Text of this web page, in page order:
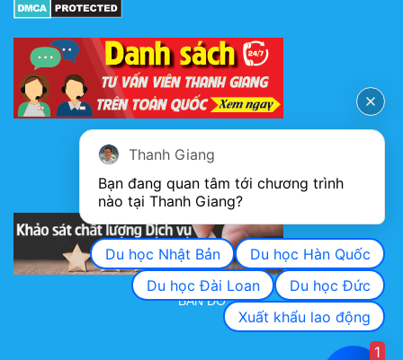
KHẢO SÁT CHẤT LƯỢNG DỊCH VỤ
BẢN ĐỒ
Thanh Giang
Bạn đang quan tâm tới chương trình
nào tại Thanh Giang?
Du học Nhật Bản
Du học Hàn Quốc
Du học Đài Loan
Du học Đức
Xuất khẩu lao động
1